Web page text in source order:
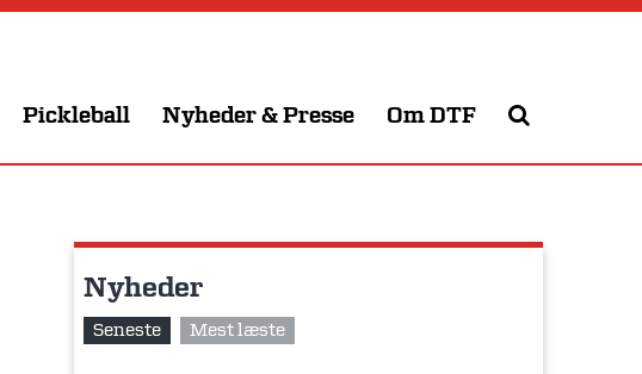
Pickleball Nyheder & Presse Om DTF
Nyheder
Seneste Mest læste